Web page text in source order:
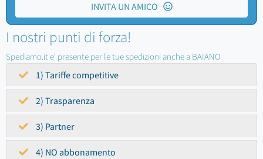
INVITA UN AMICO
I nostri punti di forza!
Spediamo.it e' presente per le tue spedizioni anche a BAIANO
1) Tariffe competitive
2) Trasparenza
3) Partner
4) NO abbonamento